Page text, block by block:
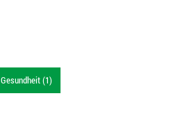
Gesundheit (1)